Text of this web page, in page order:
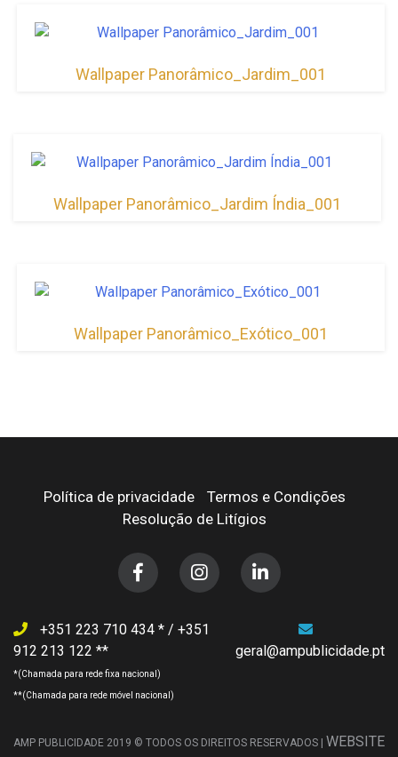
Wallpaper Panorâmico_Jardim_001
Wallpaper Panorâmico_Jardim Índia_001
Wallpaper Panorâmico_Exótico_001
Política de privacidade
Termos e Condições
Resolução de Litígios
+351 223 710 434 / +351
912 213 122
geral@ampublicidade.pt
AMP PUBLICIDADE 2019 © TODOS OS DIREITOS RESERVADOS | WEBSITE